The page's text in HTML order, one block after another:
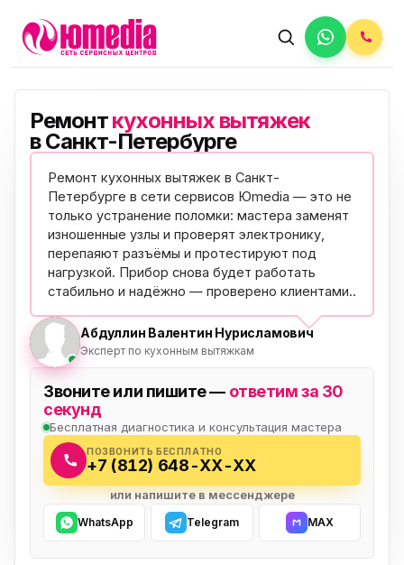
Ремонткухонных вытяжек
в Санкт-Петербурге
Ремонт кухонных вытяжек в Санкт-
Петербурге в сети сервисов Юmedia — это не
только устранение поломки: мастера заменят
изношенные узлы и проверят электронику,
перепаяют разъёмы и протестируют под
нагрузкой. Прибор снова будет работать
стабильно и надёжно — проверено клиентами..
Абдуллин Валентин Нурисламович
Эксперт по кухонным вытяжкам
Звоните или пишите — ответим за 30
секунд
Бесплатная диагностика и консультация мастера
ПОЗВОНИТЬ БЕСПЛАТНО
+7 (812) 648-XX-XX
или напишите в мессенджере
WhatsApp Telegram MAX